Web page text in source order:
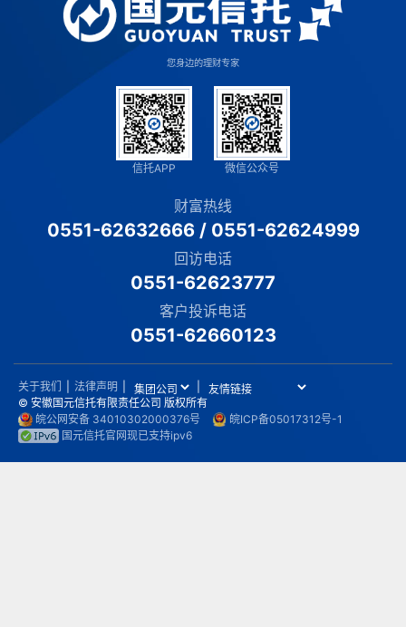
您身边的理财专家
信托APP 微信公众号
财富热线
0551-62632666/ 0551-62624999
回访电话
0551-62623777
客户投诉电话
0551-62660123
关于我们 法律声明
© 安徽国元信托有限责任公司 版权所有
皖公网安备 34010302000376号
皖ICP备05017312号-1
国元信托官网现已支持ipv6